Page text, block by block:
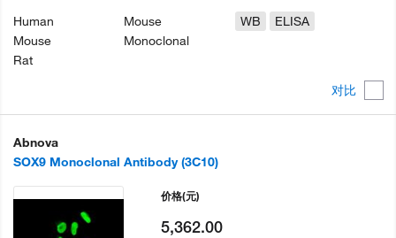
对比
Human
Mouse
Rat
Mouse
Monoclonal
WB
ELISA
Abnova
SOX9 Monoclonal Antibody (3C10)
价格(元)
5,362.00